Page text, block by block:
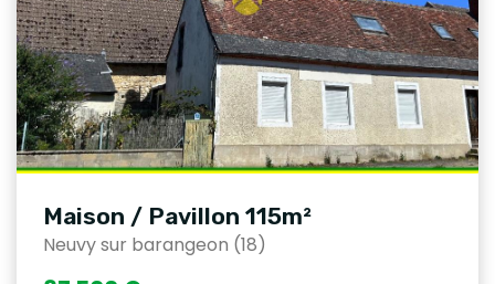
Maison / Pavillon 115m²
Neuvy sur barangeon (18)